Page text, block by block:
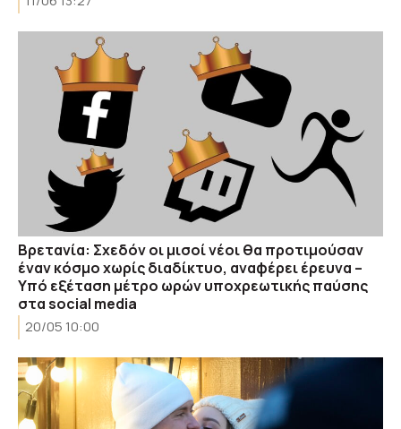
Βρετανία: Σχεδόν οι μισοί νέοι θα προτιμούσαν
έναν κόσμο χωρίς διαδίκτυο, αναφέρει έρευνα –
Υπό εξέταση μέτρο ωρών υποχρεωτικής παύσης
στα social media
20/05 10:00